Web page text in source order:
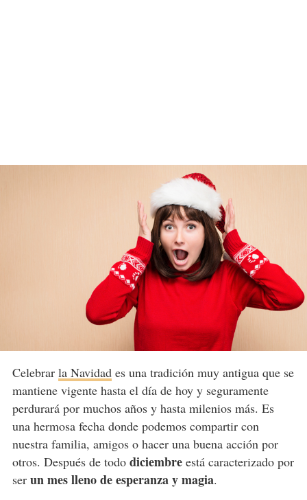
Celebrar la Navidades una tradición muy antigua que se
mantiene vigente hasta el día de hoy y seguramente
perdurará por muchos años y hasta milenios más. Es
una hermosa fecha donde podemos compartir con
nuestra familia, amigos o hacer una buena acción por
otros. Después de todo diciembreestá caracterizado por
ser un mes lleno de esperanza y magia.